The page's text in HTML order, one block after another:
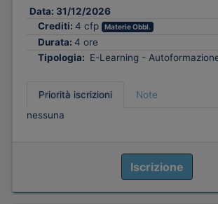
Data: 31/12/2026
Crediti: 4 cfp Materie Obbl.
Durata: 4 ore
Tipologia: E-Learning -
Priorità iscrizioni
Note
nessuna
Iscrizione